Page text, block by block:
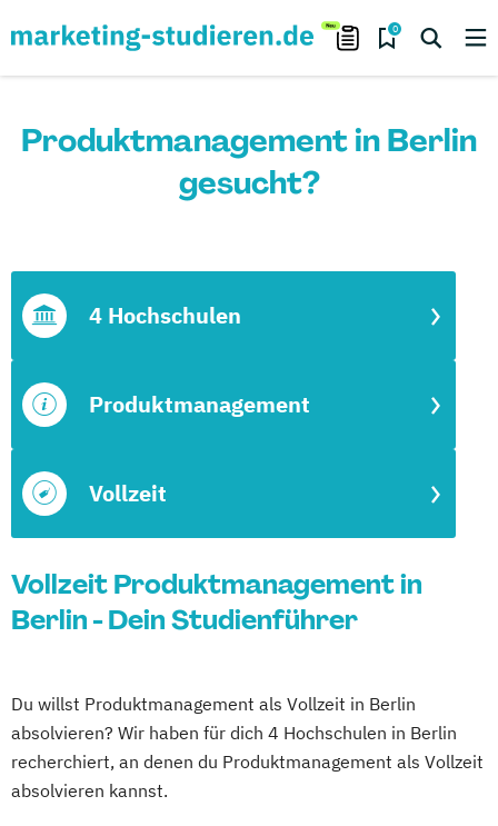
0
Produktmanagement in Berlin
gesucht?
Vollzeit
Produktmanagement
4 Hochschulen
Vollzeit Produktmanagement in
Berlin - Dein Studienführer
Du willst Produktmanagement als Vollzeit in Berlin
absolvieren? Wir haben für dich 4 Hochschulen in Berlin
recherchiert, an denen du Produktmanagement als Vollzeit
absolvieren kannst.